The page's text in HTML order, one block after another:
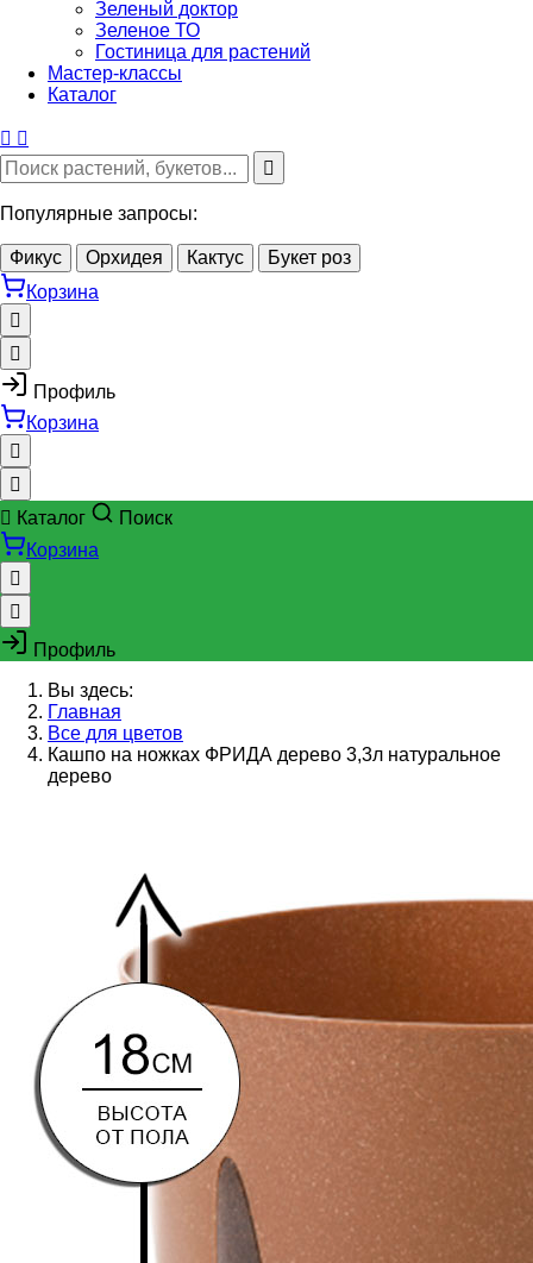
Зеленый доктор
Зеленое ТО
Гостиница для растений
Мастер-классы
Каталог
Популярные запросы:
Фикус Орхидея Кактус
Букет роз
Корзина
Профиль
Корзина
Каталог
Поиск
Корзина
Профиль
Вы здесь:
Главная
Все для цветов
Кашпо на ножках ФРИДА дерево 3,3л натуральное
дерево